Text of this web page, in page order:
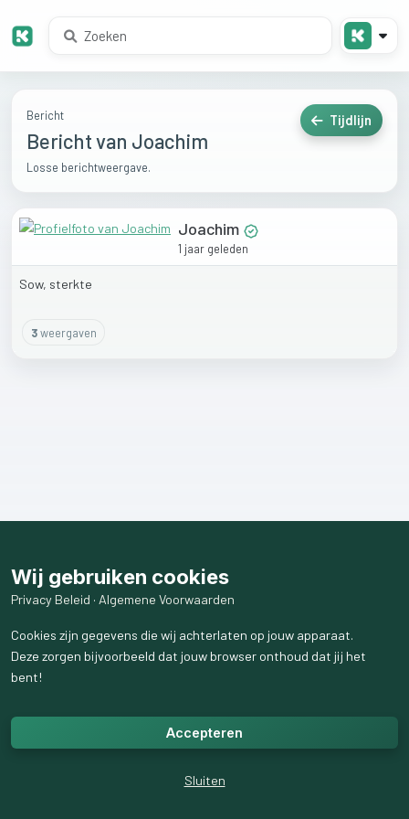
Bericht
Bericht van Joachim
Losse berichtweergave.
Tijdlijn
Joachim
1 jaar geleden
Sow, sterkte
3weergaven
Wij gebruiken cookies
Privacy Beleid · Algemene Voorwaarden
Cookies zijn gegevens die wij achterlaten op jouw apparaat.
Deze zorgen bijvoorbeeld dat jouw browser onthoud dat jij het
bent!
Accepteren
Sluiten